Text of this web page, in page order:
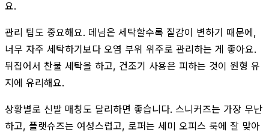
요.
관리 팁도 중요해요. 데님은 세탁할수록 질감이 변하기 때문에,
너무 자주 세탁하기보다 오염 부위 위주로 관리하는 게 좋아요.
뒤집어서 찬물 세탁을 하고, 건조기 사용은 피하는 것이 원형 유
지에 유리해요.
상황별로 신발 매칭도 달리하면 좋습니다. 스니커즈는 가장 무난
하고, 플랫슈즈는 여성스럽고, 로퍼는 세미 오피스 룩에 잘 맞아